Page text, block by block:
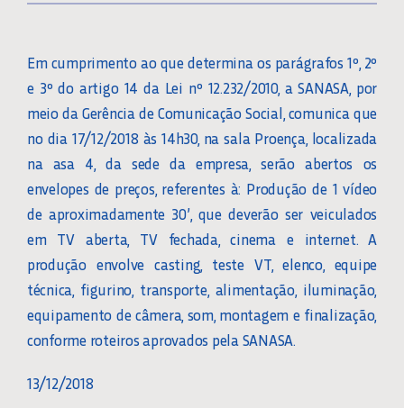
Em cumprimento ao que determina os parágrafos 1º, 2º
e 3º do artigo 14 da Lei nº 12.232/2010, a SANASA, por
meio da Gerência de Comunicação Social, comunica que
no dia 17/12/2018 às 14h30, na sala Proença, localizada
na asa 4, da sede da empresa, serão abertos os
envelopes de preços, referentes à: Produção de 1 vídeo
de aproximadamente 30’, que deverão ser veiculados
em TV aberta, TV fechada, cinema e internet. A
produção envolve casting, teste VT, elenco, equipe
técnica, figurino, transporte, alimentação, iluminação,
equipamento de câmera, som, montagem e finalização,
conforme roteiros aprovados pela SANASA.
13/12/2018